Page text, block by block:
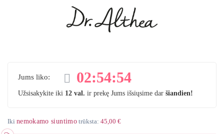
Jums liko: 02:54:53
Užsisakykite iki 12 val. ir prekę Jums išsiųsime dar šiandien!
Iki nemokamo siuntimotrūksta: 45,00 €